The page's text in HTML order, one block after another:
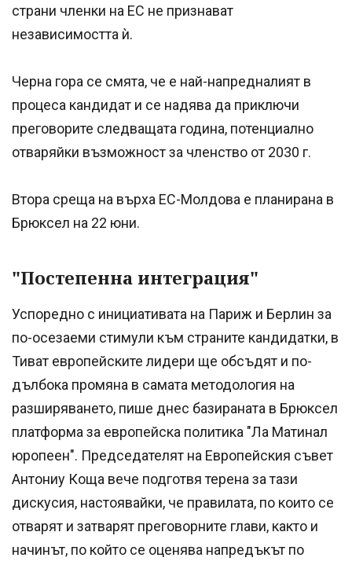
страни членки на ЕС не признават
независимостта ѝ.
Черна гора се смята, че е най-напредналият в
процеса кандидат и се надява да приключи
преговорите следващата година, потенциално
отваряйки възможност за членство от 2030 г.
Втора среща на върха ЕС-Молдова е планирана в
Брюксел на 22 юни.
"Постепенна интеграция"
Успоредно с инициативата на Париж и Берлин за
по-осезаеми стимули към страните кандидатки, в
Тиват европейските лидери ще обсъдят и по-
дълбока промяна в самата методология на
разширяването, пише днес базираната в Брюксел
платформа за европейска политика "Ла Матинал
юропеен". Председателят на Европейския съвет
Антониу Коща вече подготвя терена за тази
дискусия, настоявайки, че правилата, по които се
отварят и затварят преговорните глави, както и
начинът, по който се оценява напредъкът по